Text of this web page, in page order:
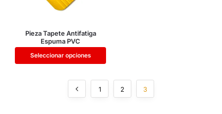
Pieza Tapete Antifatiga
Espuma PVC
Seleccionar opciones
1 2 3